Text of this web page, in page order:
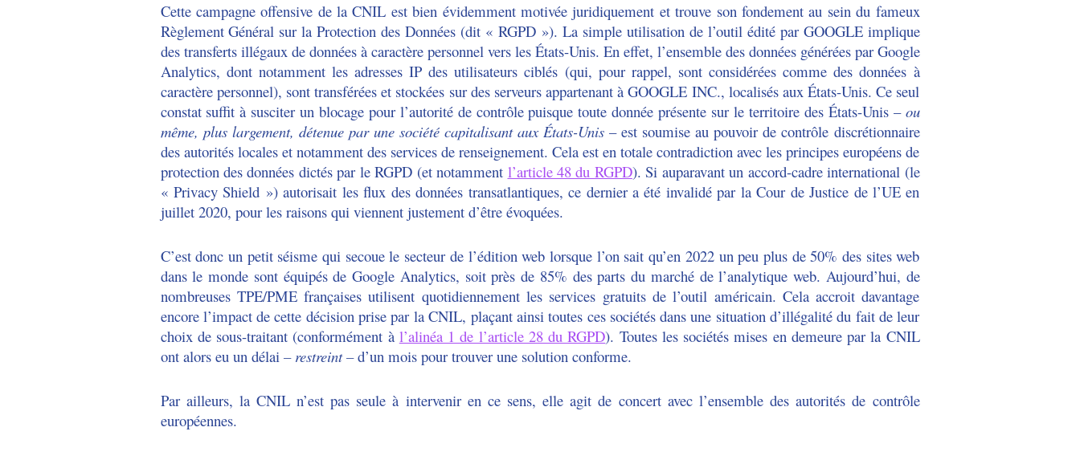
Cette campagne offensive de la CNIL est bien évidemment motivée juridiquement et trouve son fondement au sein du fameux
Règlement Général sur la Protection des Données (dit « RGPD »). La simple utilisation de l’outil édité par GOOGLE implique
des transferts illégaux de données à caractère personnel vers les États-Unis. En effet, l’ensemble des données générées par Google
Analytics, dont notamment les adresses IP des utilisateurs ciblés (qui, pour rappel, sont considérées comme des données à
caractère personnel), sont transférées et stockées sur des serveurs appartenant à GOOGLE INC., localisés aux États-Unis. Ce seul
constat suffit à susciter un blocage pour l’autorité de contrôle puisque toute donnée présente sur le territoire des États-Unis – ou
même, plus largement, détenue par une société capitalisant aux États-Unis– est soumise au pouvoir de contrôle discrétionnaire
des autorités locales et notamment des services de renseignement. Cela est en totale contradiction avec les principes européens de
protection des données dictés par le RGPD (et notamment l’article 48 du RGPD). Si auparavant un accord-cadre international (le
« Privacy Shield ») autorisait les flux des données transatlantiques, ce dernier a été invalidé par la Cour de Justice de l’UE en
juillet 2020, pour les raisons qui viennent justement d’être évoquées.
C’est donc un petit séisme qui secoue le secteur de l’édition web lorsque l’on sait qu’en 2022 un peu plus de 50% des sites web
dans le monde sont équipés de Google Analytics, soit près de 85% des parts du marché de l’analytique web. Aujourd’hui, de
nombreuses TPE/PME françaises utilisent quotidiennement les services gratuits de l’outil américain. Cela accroit davantage
encore l’impact de cette décision prise par la CNIL, plaçant ainsi toutes ces sociétés dans une situation d’illégalité du fait de leur
choix de sous-traitant (conformément à l’alinéa 1 de l’article 28 du RGPD). Toutes les sociétés mises en demeure par la CNIL
ont alors eu un délai – restreint –d’un mois pour trouver une solution conforme.
Par ailleurs, la CNIL n’est pas seule à intervenir en ce sens, elle agit de concert avec l’ensemble des autorités de contrôle
européennes.